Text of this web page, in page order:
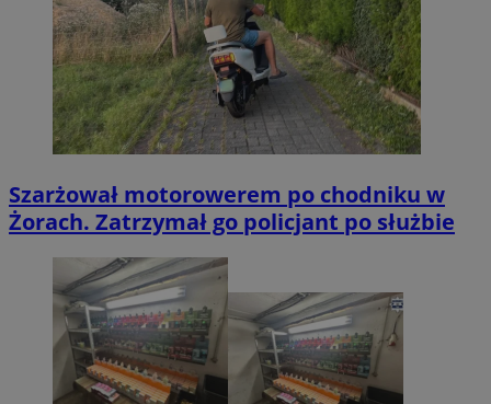
Szarżował motorowerem po chodniku w
Żorach. Zatrzymał go policjant po służbie